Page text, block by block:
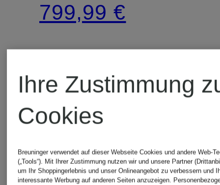
799,99 €
Ihre Zustimmung
Cookies
Breuninger verwendet auf dieser Webseite Cookies und andere Web-
(„Tools“). Mit Ihrer Zustimmung nutzen wir und unsere Partner
um Ihr Shoppingerlebnis und unser Onlineangebot zu verbessern und
interessante Werbung auf anderen Seiten anzuzeigen.